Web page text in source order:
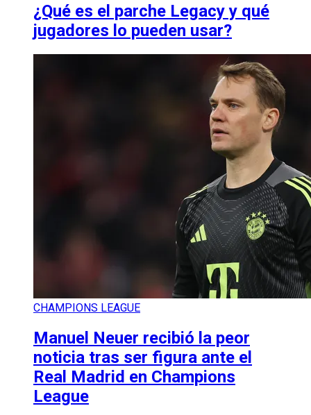
¿Qué es el parche Legacy y qué
jugadores lo pueden usar?
CHAMPIONS LEAGUE
Manuel Neuer recibió la peor
noticia tras ser figura ante el
Real Madrid en Champions
League